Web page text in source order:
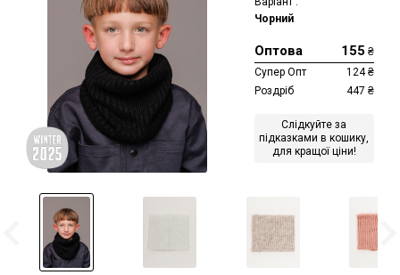
Чорний
Оптова 155 ₴
Супер Опт
124₴
Роздріб
447 ₴
Слідкуйте за
підказками в кошику,
для кращої ціни!